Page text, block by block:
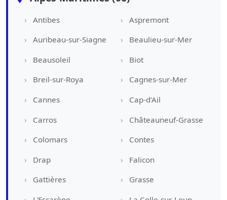
Antibes
Aspremont
Auribeau-sur-Siagne
Beaulieu-sur-Mer
Beausoleil
Biot
Breil-sur-Roya
Cagnes-sur-Mer
Cannes
Cap-d'Ail
Carros
Châteauneuf-Grasse
Colomars
Contes
Drap
Falicon
Gattières
Grasse